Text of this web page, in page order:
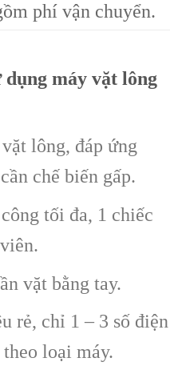
phí vận chuyển.
máy vặt lông
lông, đáp ứng
chế biến gấp.
tối đa, 1 chiếc
vặt bằng tay.
rẻ, chỉ 1 – 3 số điện
loại máy.